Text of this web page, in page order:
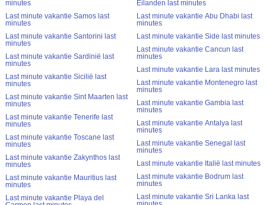
minutes
Last minute vakantie Samos last
minutes
Last minute vakantie Santorini last
minutes
Last minute vakantie Sardinië last
minutes
Last minute vakantie Sicilië last
minutes
Last minute vakantie Sint Maarten last
minutes
Last minute vakantie Tenerife last
minutes
Last minute vakantie Toscane last
minutes
Last minute vakantie Zakynthos last
minutes
Last minute vakantie Mauritius last
minutes
Last minute vakantie Playa del
Eilanden last minutes
Last minute vakantie Abu Dhabi last
minutes
Last minute vakantie Side last minutes
Last minute vakantie Cancun last
minutes
Last minute vakantie Lara last minutes
Last minute vakantie Montenegro last
minutes
Last minute vakantie Gambia last
minutes
Last minute vakantie Antalya last
minutes
Last minute vakantie Senegal last
minutes
Last minute vakantie Italië last minutes
Last minute vakantie Bodrum last
minutes
Last minute vakantie Sri Lanka last